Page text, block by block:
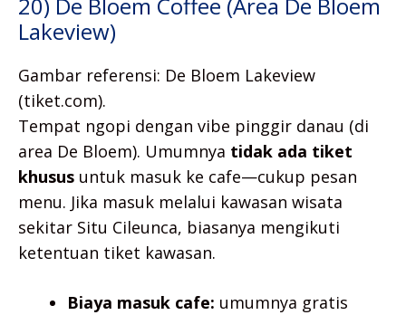
Lakeview)
Gambar referensi: De Bloem Lakeview
(tiket.com).
Tempat ngopi dengan vibe pinggir danau (di
area De Bloem). Umumnya tidak ada tiket
khusus untuk masuk ke cafe—cukup pesan
menu. Jika masuk melalui kawasan wisata
sekitar Situ Cileunca, biasanya mengikuti
ketentuan tiket kawasan.
Biaya masuk cafe: umumnya gratis